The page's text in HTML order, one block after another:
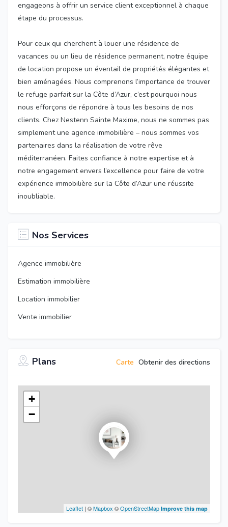
engageons à offrir un service client exceptionnel à chaque
étape du processus.
Pour ceux qui cherchent à louer une résidence de
vacances ou un lieu de résidence permanent, notre équipe
de location propose un éventail de propriétés élégantes et
bien aménagées. Nous comprenons l’importance de trouver
le refuge parfait sur la Côte d’Azur, c’est pourquoi nous
nous efforçons de répondre à tous les besoins de nos
clients. Chez Nestenn Sainte Maxime, nous ne sommes pas
simplement une agence immobilière – nous sommes vos
partenaires dans la réalisation de votre rêve
méditerranéen. Faites confiance à notre expertise et à
notre engagement envers l’excellence pour faire de votre
expérience immobilière sur la Côte d’Azur une réussite
inoubliable.
Nos Services
Agence immobilière
Estimation immobilière
Location immobilier
Vente immobilier
Plans Carte Obtenir des directions
+
−
Leaflet | ©Mapbox ©OpenStreetMap Improve this map